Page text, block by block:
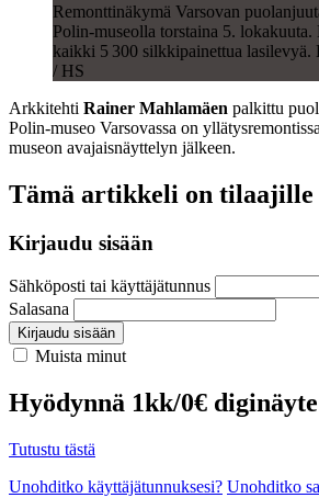
Remonttinäkymä Varsovan
Polin-museolla torstaina 5. lokakuuta.
kaikki 5 300 silkkipainettua lasilevyä.
/ HS
Arkkitehti Rainer Mahlamäen palkittu
Polin-museo Varsovassa on
museon avajaisnäyttelyn jälkeen.
Tämä artikkeli on tilaajille
Kirjaudu sisään
Sähköposti tai käyttäjätunnus
Salasana
Kirjaudu sisään
Muista minut
Hyödynnä 1kk/0€
Tutustu tästä
Unohditko käyttäjätunnuksesi? Unohditko